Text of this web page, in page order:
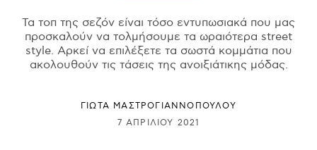
Τα τοπ της σεζόν είναι τόσο εντυπωσιακά που μας
προσκαλούν να τολμήσουμε τα ωραιότερα street
style. Αρκεί να επιλέξετε τα σωστά κομμάτια που
ακολουθούν τις τάσεις της ανοιξιάτικης μόδας.
ΓΙΩΤΑ ΜΑΣΤΡΟΓΙΑΝΝΟΠΟΥΛΟΥ
7 ΑΠΡΙΛΊΟΥ 2021